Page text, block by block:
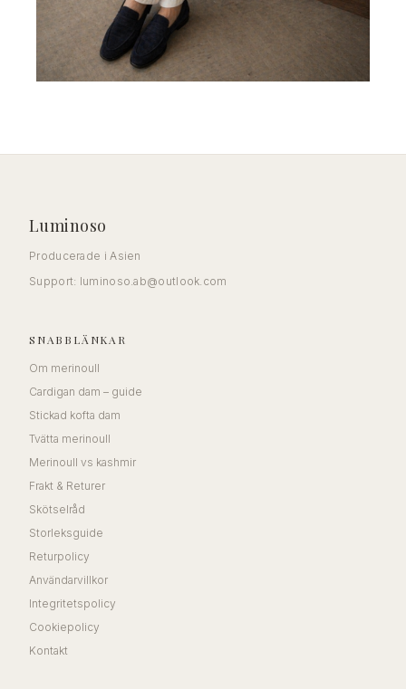
Luminoso
Producerade i Asien
Support: luminoso.ab@outlook.com
SNABBLÄNKAR
Om merinoull
Cardigan dam – guide
Stickad kofta dam
Tvätta merinoull
Merinoull vs kashmir
Frakt & Returer
Skötselråd
Storleksguide
Returpolicy
Användarvillkor
Integritetspolicy
Cookiepolicy
Kontakt